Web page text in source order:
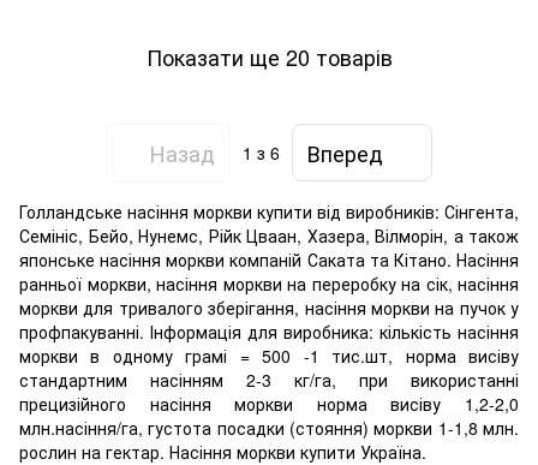
Показати ще 20 товарів
Назад 1 з 6 Вперед
Голландське насіння моркви купити від виробників: Сінгента,
Семініс, Бейо, Нунемс, Рійк Цваан, Хазера, Вілморін, а також
японське насіння моркви компаній Саката та Кітано. Насіння
ранньої моркви, насіння моркви на переробку на сік, насіння
моркви для тривалого зберігання, насіння моркви на пучок у
профпакуванні. Інформація для виробника: кількість насіння
моркви в одному грамі = 500 -1 тис.шт, норма висіву
стандартним насінням 2-3 кг/га, при використанні
прецизійного насіння моркви норма висіву 1,2-2,0
млн.насіння/га, густота посадки (стояння) моркви 1-1,8 млн.
рослин на гектар. Насіння моркви купити Україна.